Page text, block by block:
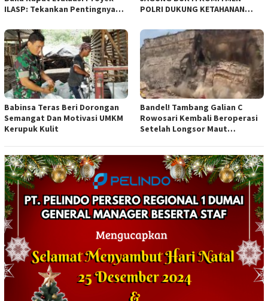
ILASP: Tekankan Pentingnya
Anggaran
POLRI DUKUNG KETAHANAN
Babinsa Teras Beri Dorongan
Semangat Dan Motivasi UMKM
Kerupuk Kulit
Bandel! Tambang Galian C
Rowosari Kembali Beroperasi
Setelah Longsor Maut